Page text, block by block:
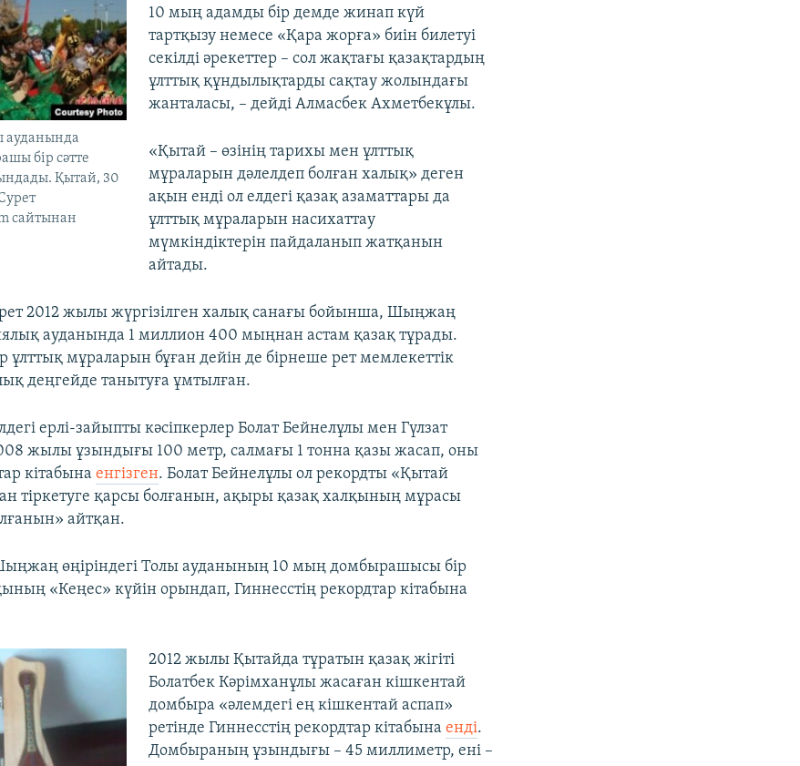
бір сәтте
Қытай, 30
сайтынан
10 мың адамды бір демде жинап күй
тартқызу немесе «Қара жорға» биін билетуі
секілді әрекеттер – сол жақтағы қазақтардың
ұлттық құндылықтарды сақтау жолындағы
жанталасы, – дейді Алмасбек Ахметбекұлы.
«Қытай – өзінің тарихы мен ұлттық
мұраларын дәлелдеп болған халық» деген
ақын енді ол елдегі қазақ азаматтары да
ұлттық мұраларын насихаттау
мүмкіндіктерін пайдаланып жатқанын
айтады.
2012 жылы жүргізілген халық санағы бойынша, Шыңжаң
ауданында 1 миллион 400 мыңнан астам қазақ тұрады.
ұлттық мұраларын бұған дейін де бірнеше рет мемлекеттік
деңгейде танытуға ұмтылған.
ерлі-зайыпты кәсіпкерлер Болат Бейнелұлы мен Гүлзат
жылы ұзындығы 100 метр, салмағы 1 тонна қазы жасап, оны
кітабынаенгізген. Болат Бейнелұлы ол рекордты «Қытай
тіркетуге қарсы болғанын, ақыры қазақ халқының мұрасы
айтқан.
өңіріндегі Толы ауданының 10 мың домбырашысы бір
«Кеңес» күйін орындап, Гиннесстің рекордтар кітабына
​2012 жылы Қытайда тұратын қазақ жігіті
Болатбек Кәрімханұлы жасаған кішкентай
домбыра «әлемдегі ең кішкентай аспап»
ретінде Гиннесстің рекордтар кітабына енді.
Домбыраның ұзындығы – 45 миллиметр, ені –